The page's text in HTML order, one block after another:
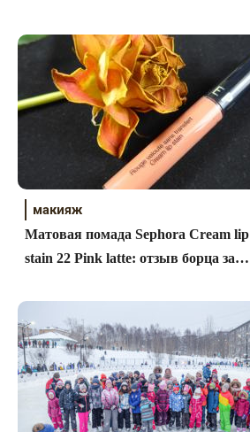
макияж
Матовая помада Sephora Cream lip
stain 22 Pink latte: отзыв борца за